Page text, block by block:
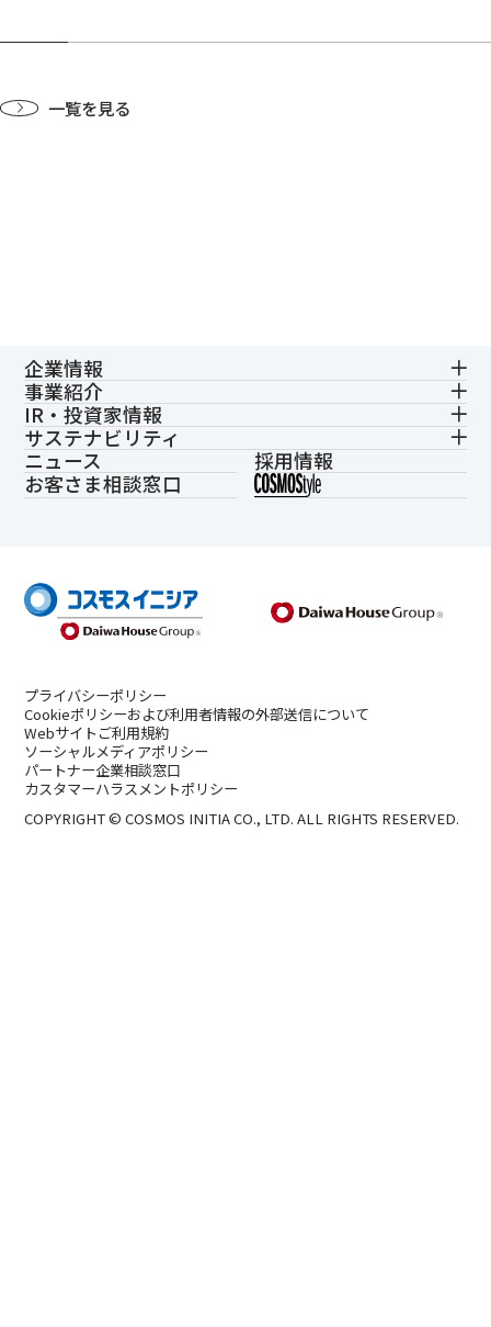
一覧を見る
企業情報
事業紹介
IR・投資家情報
サステナビリティ
ニュース
採用情報
お客さま相談窓口
プライバシーポリシー
Cookieポリシーおよび利用者情報の外部送信について
Webサイトご利用規約
ソーシャルメディアポリシー
パートナー企業相談窓口
カスタマーハラスメントポリシー
COPYRIGHT © COSMOS INITIA CO., LTD. ALL RIGHTS RESERVED.